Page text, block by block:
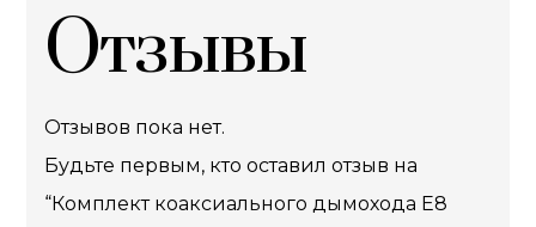
Отзывы
Отзывов пока нет.
Будьте первым, кто оставил отзыв на
“Комплект коаксиального дымохода E8